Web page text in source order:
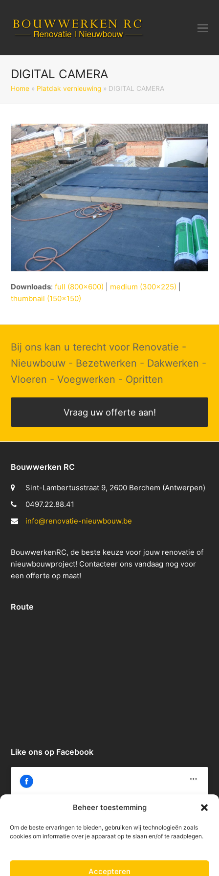
Beheer toestemming
Om de beste ervaringen te bieden, gebruiken wij technologieën zoals
cookies om informatie over je apparaat op te slaan en/of te raadplegen.
Accepteren
DIGITAL CAMERA
Home » Platdak vernieuwing » DIGITAL CAMERA
Downloads:full (800x600) medium (300x225)
thumbnail (150x150)
Bij ons kan u terecht voor Renovatie -
Nieuwbouw - Bezetwerken - Dakwerken -
Vloeren - Voegwerken - Opritten
Vraag uw offerte aan!
Bouwwerken RC
Sint-Lambertusstraat 9, 2600 Berchem (Antwerpen)
0497.22.88.41
info@renovatie-nieuwbouw.be
BouwwerkenRC, de beste keuze voor jouw renovatie of
nieuwbouwproject! Contacteer ons vandaag nog voor
een offerte op maat!
Route
Like ons op Facebook
Klik om marketing cookies te accepteren